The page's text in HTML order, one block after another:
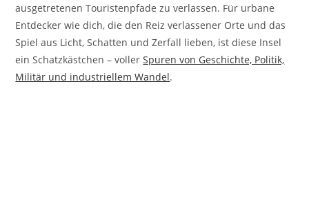
ausgetretenen Touristenpfade zu verlassen. Für urbane
Entdecker wie dich, die den Reiz verlassener Orte und das
Spiel aus Licht, Schatten und Zerfall lieben, ist diese Insel
ein Schatzkästchen – vollerSpuren von Geschichte, Politik,
Militär und industriellem Wandel.